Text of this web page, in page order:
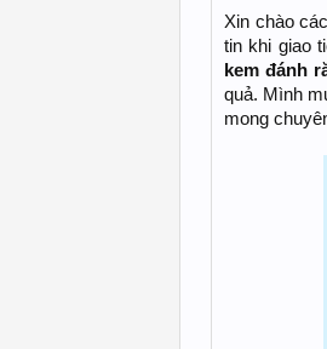
Xin chào
tin khi giao
kem đánh
quả. Mình
mong